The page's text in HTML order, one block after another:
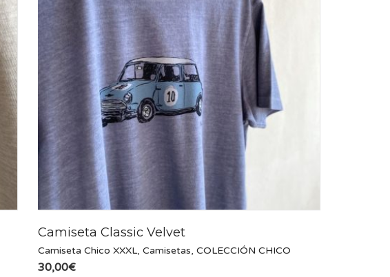
Camiseta Classic Velvet
Camiseta Chico XXXL,Camisetas,COLECCIÓN CHICO
30,00€